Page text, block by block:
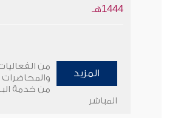
1444هـ
المزيد
من
والمحاضرات
من خدمة
المباشر